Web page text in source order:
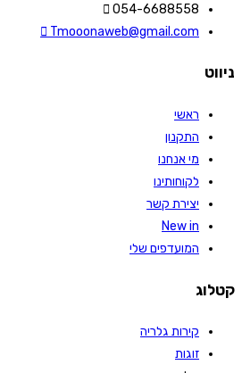
054-6688558
Tmooonaweb@gmail.com
ניווט
ראשי
התקנון
מי אנחנו
לקוחותינו
יצירת קשר
New in
המועדפים שלי
קטלוג
קירות גלריה
זוגות